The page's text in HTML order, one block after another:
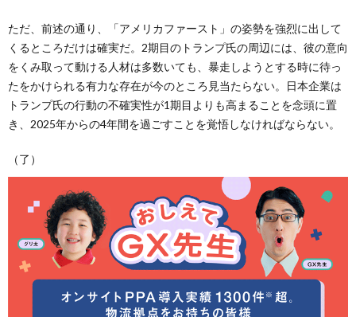
ただ、前述の通り、「アメリカファースト」の姿勢を強烈に出して
くるところだけは確実だ。2期目のトランプ氏の周辺には、彼の意向
をくみ取って動ける人材は多数いても、暴走しようとする時に待っ
たをかけられる有力な存在が今のところ見当たらない。日本企業は
トランプ氏の行動の不確実性が1期目よりも高まることを念頭に置
き、2025年からの4年間を過ごすことを覚悟しなければならない。
（了）